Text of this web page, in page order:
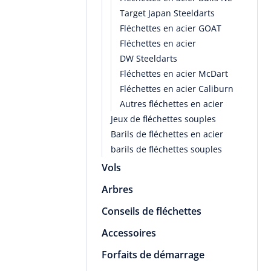
Target Japan Steeldarts
Fléchettes en acier GOAT
Fléchettes en acier
DW Steeldarts
Fléchettes en acier McDart
Fléchettes en acier Caliburn
Autres fléchettes en acier
Jeux de fléchettes souples
Barils de fléchettes en acier
barils de fléchettes souples
Vols
Arbres
Conseils de fléchettes
Accessoires
Forfaits de démarrage